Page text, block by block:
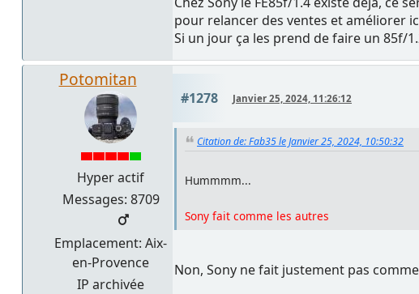
pour relancer des ventes et améliorer
Si un jour ça les prend de faire un 85f/
Potomitan
Hyper actif
Messages: 8709
Emplacement: Aix-
en-Provence
IP archivée
#1278 Janvier 25, 2024, 11:26:12
Citation de: Fab35 le Janvier 25, 2024, 10:50:32
Hummmm...
Sony fait comme les autres
Non, Sony ne fait justement pas